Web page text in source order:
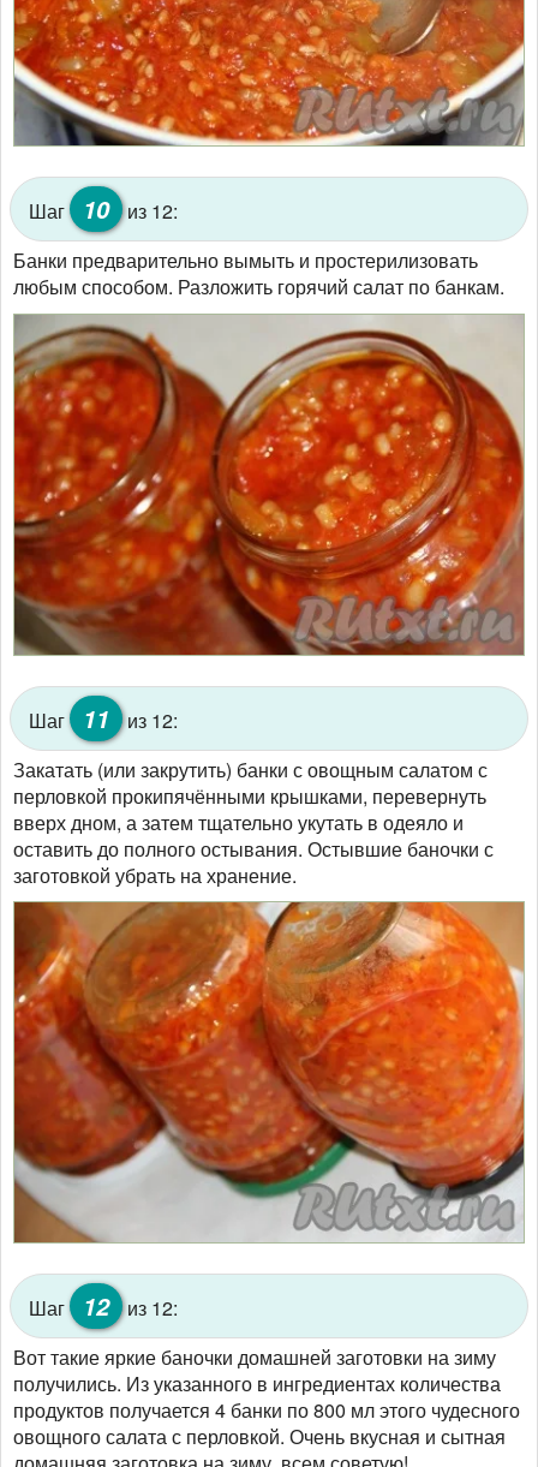
Шаг 10 из 12:
Банки предварительно вымыть и простерилизовать
любым способом. Разложить горячий салат по банкам.
Шаг 11 из 12:
Закатать (или закрутить) банки с овощным салатом с
перловкой прокипячёнными крышками, перевернуть
вверх дном, а затем тщательно укутать в одеяло и
оставить до полного остывания. Остывшие баночки с
заготовкой убрать на хранение.
Шаг 12 из 12:
Вот такие яркие баночки домашней заготовки на зиму
получились. Из указанного в ингредиентах количества
продуктов получается 4 банки по 800 мл этого чудесного
овощного салата с перловкой. Очень вкусная и сытная